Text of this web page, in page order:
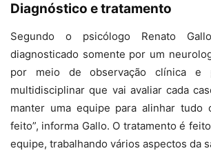
Diagnóstico e tratamento
Segundo o psicólogo Renato
diagnosticado somente por um
por meio de observação clínica e
multidisciplinar que vai avaliar cada
manter uma equipe para alinhar tudo
feito”, informa Gallo. O tratamento é
equipe, trabalhando vários aspectos da